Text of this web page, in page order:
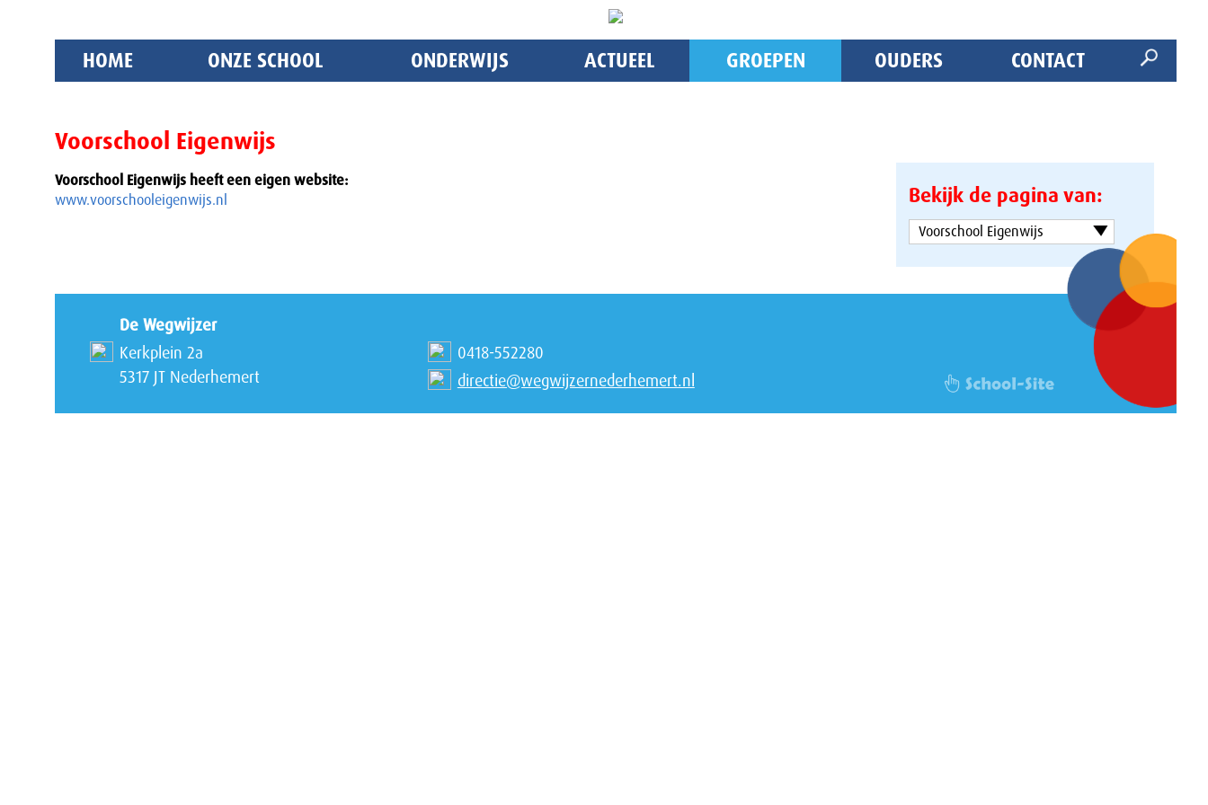
HOME ONZE SCHOOL ONDERWIJS ACTUEEL GROEPEN OUDERS CONTACT
Voorschool Eigenwijs
Voorschool Eigenwijs heeft een eigen website:
www.voorschooleigenwijs.nl
Bekijk de pagina van:
Voorschool Eigenwijs
De Wegwijzer
Kerkplein 2a
5317 JT Nederhemert
0418-552280
directie@wegwijzernederhemert.nl